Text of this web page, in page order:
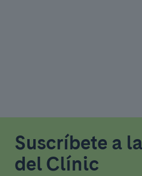
Suscríbete a
del Clínic